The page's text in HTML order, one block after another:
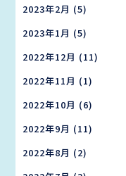
2023年2月 (5)
2023年1月 (5)
2022年12月 (11)
2022年11月 (1)
2022年10月 (6)
2022年9月 (11)
2022年8月 (2)